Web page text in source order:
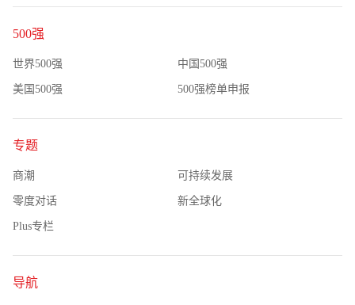
500强
世界500强 中国500强
美国500强 500强榜单申报
专题
商潮 可持续发展
零度对话 新全球化
Plus专栏
导航